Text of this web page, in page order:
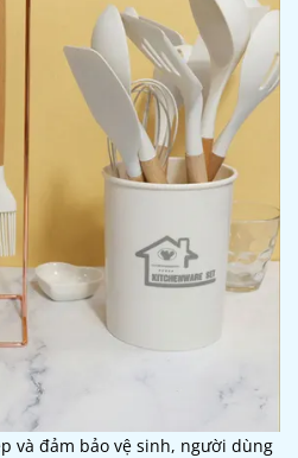
và đảm bảo vệ sinh, người dùng